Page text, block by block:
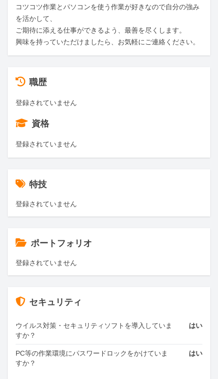
コツコツ作業とパソコンを使う作業が好きなので自分の強み
を活かして、
ご期待に添える仕事ができるよう、最善を尽くします。
興味を持っていただけましたら、お気軽にご連絡ください。
職歴
登録されていません
資格
登録されていません
特技
登録されていません
ポートフォリオ
登録されていません
セキュリティ
ウイルス対策・セキュリティソフトを導入していま
すか？
はい
PC等の作業環境にパスワードロックをかけていま
すか？
はい